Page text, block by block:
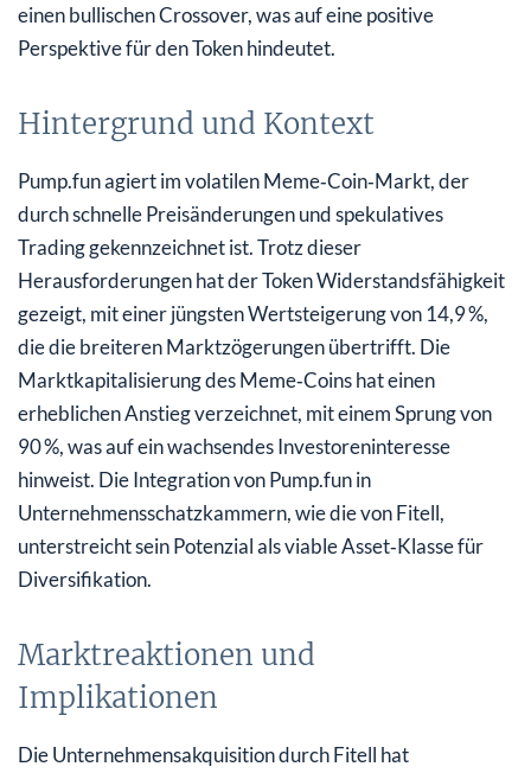
einen bullischen Crossover, was auf eine positive
Perspektive für den Token hindeutet.
Hintergrund und Kontext
Pump.fun agiert im volatilen Meme‑Coin‑Markt, der
durch schnelle Preisänderungen und spekulatives
Trading gekennzeichnet ist. Trotz dieser
Herausforderungen hat der Token Widerstandsfähigkeit
gezeigt, mit einer jüngsten Wertsteigerung von 14,9 %,
die die breiteren Marktzögerungen übertrifft. Die
Marktkapitalisierung des Meme‑Coins hat einen
erheblichen Anstieg verzeichnet, mit einem Sprung von
90 %, was auf ein wachsendes Investoreninteresse
hinweist. Die Integration von Pump.fun in
Unternehmensschatzkammern, wie die von Fitell,
unterstreicht sein Potenzial als viable Asset‑Klasse für
Diversifikation.
Marktreaktionen und
Implikationen
Die Unternehmensakquisition durch Fitell hat